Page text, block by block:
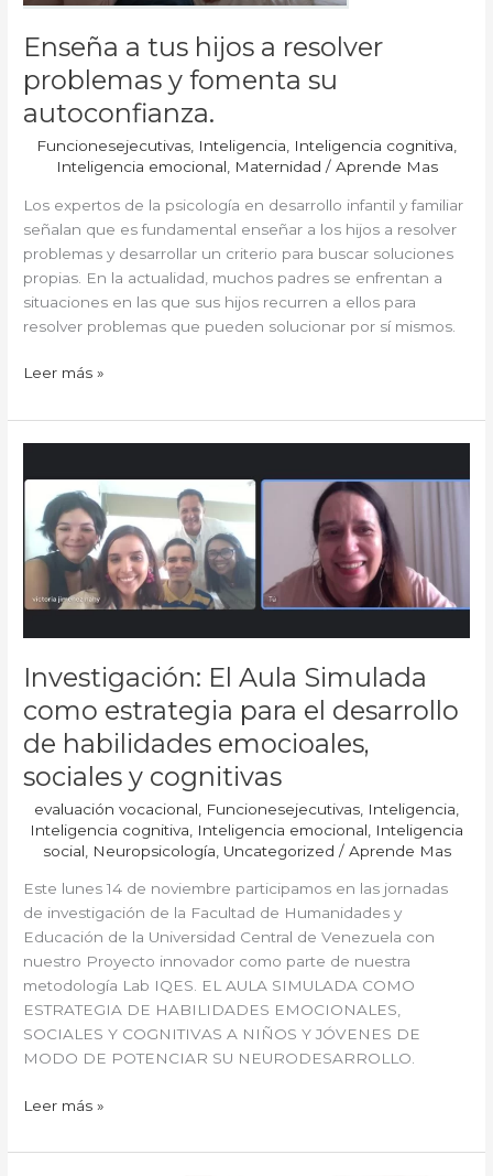
Enseña a tus hijos a resolver
problemas y fomenta su
autoconfianza.
Funcionesejecutivas Inteligencia Inteligencia cognitiva
Inteligencia emocional
Maternidad / Aprende Mas
Los expertos de la psicología en desarrollo infantil y familiar
señalan que es fundamental enseñar a los hijos a resolver
problemas y desarrollar un criterio para buscar soluciones
propias. En la actualidad, muchos padres se enfrentan a
situaciones en las que sus hijos recurren a ellos para
resolver problemas que pueden solucionar por sí mismos.
su
autoconfianza.
Leer más »
Investigación: El Aula Simulada
como estrategia para el desarrollo
de habilidades emocioales,
sociales y cognitivas
evaluación vocacional Funcionesejecutivas Inteligencia
Inteligencia cognitiva
Inteligencia emocional
Inteligencia
social
Neuropsicología Uncategorized / Aprende Mas
Este lunes 14 de noviembre participamos en las jornadas
de investigación de la Facultad de Humanidades y
Educación de la Universidad Central de Venezuela con
nuestro Proyecto innovador como parte de nuestra
metodología Lab IQES. EL AULA SIMULADA COMO
ESTRATEGIA DE HABILIDADES EMOCIONALES,
SOCIALES Y COGNITIVAS A NIÑOS Y JÓVENES DE
MODO DE POTENCIAR SU NEURODESARROLLO.
El
Aula
Simulada
como
estrategia
para
de
emocioales,
sociales
y
Leer más »